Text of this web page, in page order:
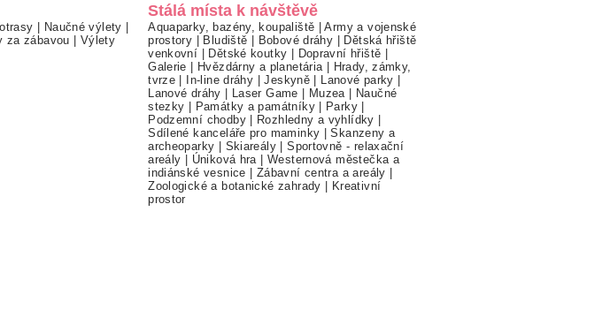
| Naučné výlety |
za zábavou | Výlety
Stálá místa k návštěvě
Aquaparky, bazény, koupaliště |Army a vojenské
prostory | Bludiště | Bobové dráhy | Dětská hřiště
venkovní | Dětské koutky | Dopravní hřiště |
Galerie | Hvězdárny a planetária | Hrady, zámky,
tvrze | In-line dráhy |Jeskyně | Lanové parky |
Lanové dráhy | Laser Game | Muzea | Naučné
stezky | Památky a památníky| Parky |
Podzemní chodby| Rozhledny a vyhlídky |
Sdílené kanceláře pro maminky |Skanzeny a
archeoparky | Skiareály |Sportovně - relaxační
areály | Úniková hra |Westernová městečka a
indiánské vesnice | Zábavní centra a areály |
Zoologické a botanické zahrady | Kreativní
prostor